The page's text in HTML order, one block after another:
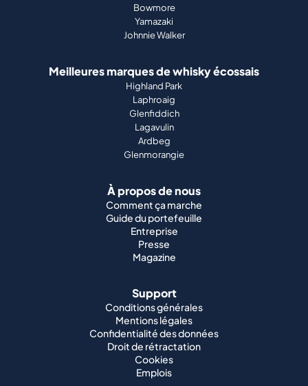
Bowmore
Yamazaki
Johnnie Walker
Meilleures marques de whisky écossais
Highland Park
Laphroaig
Glenfiddich
Lagavulin
Ardbeg
Glenmorangie
À propos de nous
Comment ça marche
Guide du portefeuille
Entreprise
Presse
Magazine
Support
Conditions générales
Mentions légales
Confidentialité des données
Droit de rétractation
Cookies
Emplois